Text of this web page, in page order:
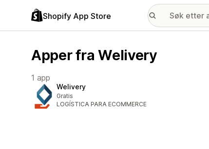
Shopify App Store
Apper fra Welivery
1 app
Welivery
Gratis
LOGÍSTICA PARA ECOMMERCE